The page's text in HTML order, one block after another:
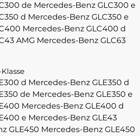
de Mercedes-Benz GLC300 e
d Mercedes-Benz GLC350 e
Mercedes-Benz GLC400 d
AMG Mercedes-Benz GLC63
d Mercedes-Benz GLE350 d
de Mercedes-Benz GLE350 e
Mercedes-Benz GLE400 d
e Mercedes-Benz GLE43
GLE450 Mercedes-Benz GLE450